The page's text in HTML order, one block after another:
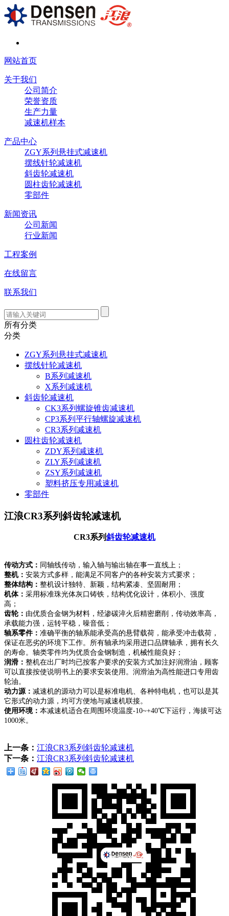
网站首页
关于我们
公司简介
荣誉资质
生产力量
减速机样本
产品中心
ZGY系列悬挂式减速机
摆线针轮减速机
斜齿轮减速机
圆柱齿轮减速机
零部件
新闻资讯
公司新闻
行业新闻
工程案例
在线留言
联系我们
所有分类
分类
ZGY系列悬挂式减速机
摆线针轮减速机
B系列减速机
X系列减速机
斜齿轮减速机
CK3系列螺旋锥齿减速机
CP3系列平行轴螺旋减速机
CR3系列减速机
圆柱齿轮减速机
ZDY系列减速机
ZLY系列减速机
ZSY系列减速机
塑料挤压专用减速机
零部件
江浪CR3系列斜齿轮减速机
CR3系列斜齿轮减速机
传动方式： 同轴线传动，输入轴与输出轴在事一直线上；
整机： 安装方式多样，能满足不同客户的各种安装方式要求；
整体结构： 整机设计独特、新颖，结构紧凑、坚固耐用；
机体： 采用标准珠光体灰口铸铁，结构优化设计，体积小、强度
高；
齿轮： 由优质合金钢为材料，经渗碳淬火后精密磨削，传动效率高，
承载能力强，运转平稳，噪音低；
轴系零件： 准确平衡的轴系能承受高的悬臂载荷，能承受冲击载荷，
保证在恶劣的环境下工作。所有轴承均采用进口品牌轴承，拥有长久
的寿命。轴类零件均为优质合金钢制造，机械性能良好；
润滑： 整机在出厂时均已按客户要求的安装方式加注好润滑油，顾客
可以直接按使说明书上的要求安装使用。润滑油为高性能进口专用齿
轮油。
动力源： 减速机的源动力可以是标准电机、各种特电机，也可以是其
它形式的动力源，均可方便地与减速机联接。
使用环境： 本减速机适合在周围环境温度-10~+40℃下运行，海拔可达
1000米。
上一条： 江浪CR3系列斜齿轮减速机
下一条： 江浪CR3系列斜齿轮减速机